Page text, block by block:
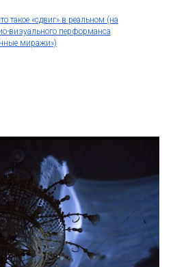
такое «сдвиг» в реальном (на
визуального перформанса
миражи»)